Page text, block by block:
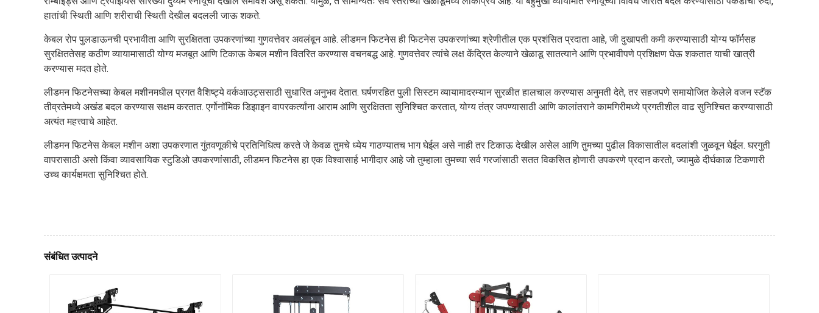
हातांची स्थिती आणि शरीराची स्थिती देखील बदलली जाऊ शकते.
केबल रोप पुलडाऊनची प्रभावीता आणि सुरक्षितता उपकरणांच्या गुणवत्तेवर अवलंबून आहे. लीडमन फिटनेस ही फिटनेस उपकरणांच्या श्रेणीतील एक प्रशंसित प्रदाता आहे, जी दुखापती कमी करण्यासाठी योग्य फॉर्मसह
सुरक्षिततेसह कठीण व्यायामासाठी योग्य मजबूत आणि टिकाऊ केबल मशीन वितरित करण्यास वचनबद्ध आहे. गुणवत्तेवर त्यांचे लक्ष केंद्रित केल्याने खेळाडू सातत्याने आणि प्रभावीपणे प्रशिक्षण घेऊ शकतात याची खात्री
करण्यास मदत होते.
लीडमन फिटनेसच्या केबल मशीनमधील प्रगत वैशिष्ट्ये वर्कआउट्ससाठी सुधारित अनुभव देतात. घर्षणरहित पुली सिस्टम व्यायामादरम्यान सुरळीत हालचाल करण्यास अनुमती देते, तर सहजपणे समायोजित केलेले वजन स्टॅक
तीव्रतेमध्ये अखंड बदल करण्यास सक्षम करतात. एर्गोनॉमिक डिझाइन वापरकर्त्यांना आराम आणि सुरक्षितता सुनिश्चित करतात, योग्य तंत्र जपण्यासाठी आणि कालांतराने कामगिरीमध्ये प्रगतीशील वाढ सुनिश्चित करण्यासाठी
अत्यंत महत्त्वाचे आहेत.
लीडमन फिटनेस केबल मशीन अशा उपकरणात गुंतवणूकीचे प्रतिनिधित्व करते जे केवळ तुमचे ध्येय गाठण्यातच भाग घेईल असे नाही तर टिकाऊ देखील असेल आणि तुमच्या पुढील विकासातील बदलांशी जुळवून घेईल. घरगुती
वापरासाठी असो किंवा व्यावसायिक स्टुडिओ उपकरणांसाठी, लीडमन फिटनेस हा एक विश्वासार्ह भागीदार आहे जो तुम्हाला तुमच्या सर्व गरजांसाठी सतत विकसित होणारी उपकरणे प्रदान करतो, ज्यामुळे दीर्घकाळ टिकणारी
उच्च कार्यक्षमता सुनिश्चित होते.
संबंधित उत्पादने